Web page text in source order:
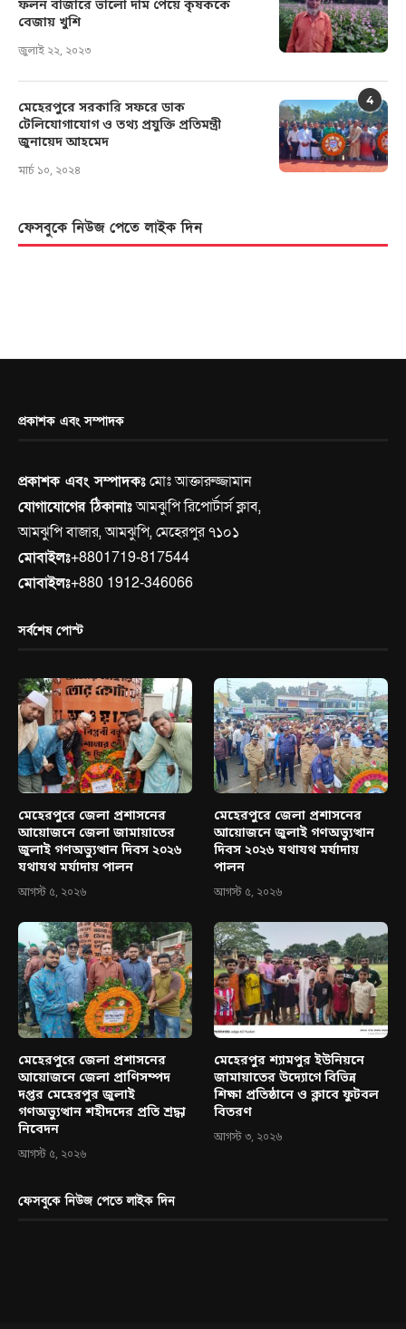
ফলন বাজারে ভালো দাম পেয়ে কৃষককে
বেজায় খুশি
জুলাই ২২, ২০২৩
4
মেহেরপুরে সরকারি সফরে ডাক
টেলিযোগাযোগ ও তথ্য প্রযুক্তি প্রতিমন্ত্রী
জুনায়েদ আহমেদ
মার্চ ১০, ২০২৪
ফেসবুকে নিউজ পেতে লাইক দিন
প্রকাশক এবং সম্পাদক
প্রকাশক এবং সম্পাদকঃমোঃ আক্তারুজ্জামান
যোগাযোগের ঠিকানাঃআমঝুপি রিপোর্টার্স ক্লাব,
আমঝুপি বাজার, আমঝুপি, মেহেরপুর ৭১০১
মোবাইলঃ+8801719-817544
মোবাইলঃ+880 1912-346066
সর্বশেষ পোস্ট
মেহেরপুরে জেলা প্রশাসনের
আয়োজনে জেলা জামায়াতের
জুলাই গণঅভ্যুত্থান দিবস ২০২৬
যথাযথ মর্যাদায় পালন
আগস্ট ৫, ২০২৬
মেহেরপুরে জেলা প্রশাসনের
আয়োজনে জুলাই গণঅভ্যুত্থান
দিবস ২০২৬ যথাযথ মর্যাদায়
পালন
আগস্ট ৫, ২০২৬
মেহেরপুরে জেলা প্রশাসনের
আয়োজনে জেলা প্রাণিসম্পদ
দপ্তর মেহেরপুর জুলাই
গণঅভ্যুত্থান শহীদদের প্রতি শ্রদ্ধা
নিবেদন
আগস্ট ৫, ২০২৬
মেহেরপুর শ্যামপুর ইউনিয়নে
জামায়াতের উদ্যোগে বিভিন্ন
শিক্ষা প্রতিষ্ঠানে ও ক্লাবে ফুটবল
বিতরণ
আগস্ট ৩, ২০২৬
ফেসবুকে নিউজ পেতে লাইক দিন